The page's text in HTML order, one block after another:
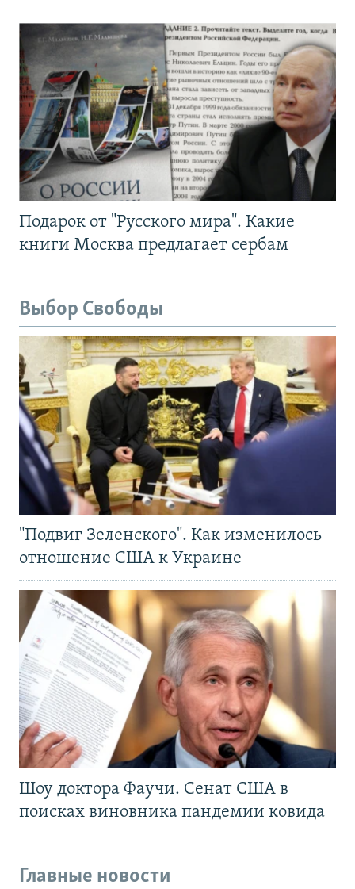
Подарок от "Русского мира". Какие
книги Москва предлагает сербам
Выбор Свободы
"Подвиг Зеленского". Как изменилось
отношение США к Украине
Шоу доктора Фаучи. Сенат США в
поисках виновника пандемии ковида
Главные новости